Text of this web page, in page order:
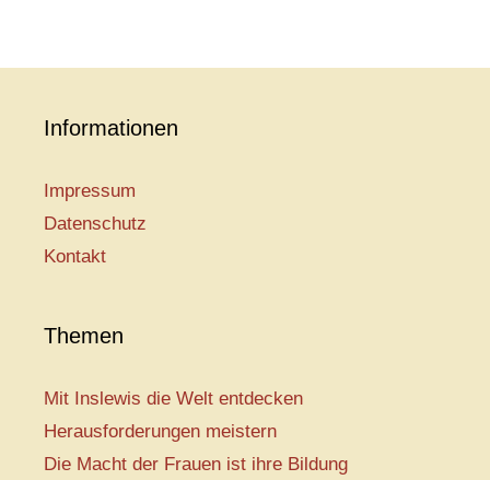
Informationen
Impressum
Datenschutz
Kontakt
Themen
Mit Inslewis die Welt entdecken
Herausforderungen meistern
Die Macht der Frauen ist ihre Bildung